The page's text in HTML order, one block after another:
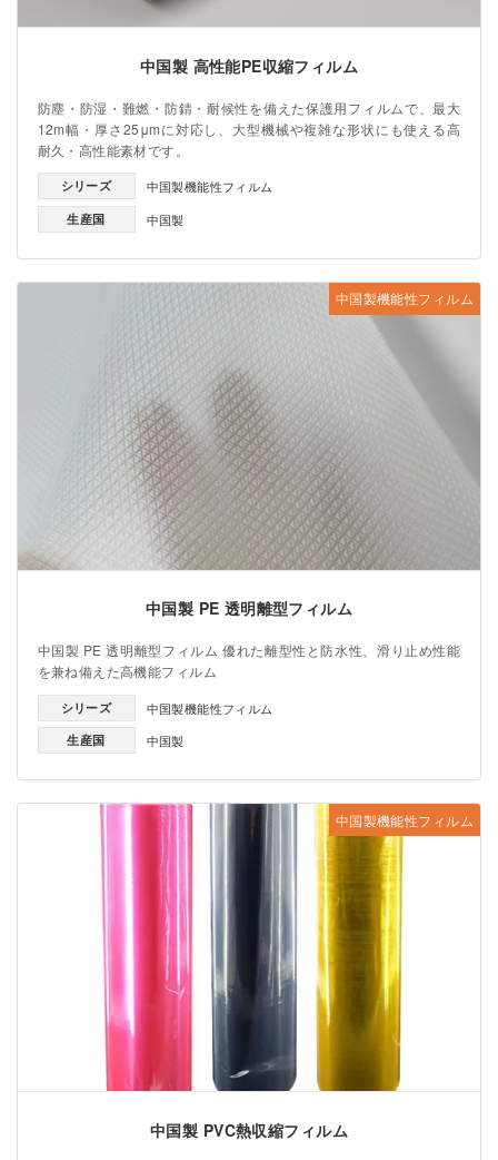
中国製 高性能PE収縮フィルム
防塵・防湿・難燃・防錆・耐候性を備えた保護用フィルムで、最大
12m幅・厚さ25μmに対応し、大型機械や複雑な形状にも使える高
耐久・高性能素材です。
シリーズ 中国製機能性フィルム
生産国 中国製
中国製機能性フィルム
中国製 PE 透明離型フィルム
中国製 PE 透明離型フィルム 優れた離型性と防水性、滑り止め性能
を兼ね備えた高機能フィルム
シリーズ 中国製機能性フィルム
生産国 中国製
中国製機能性フィルム
中国製 PVC熱収縮フィルム